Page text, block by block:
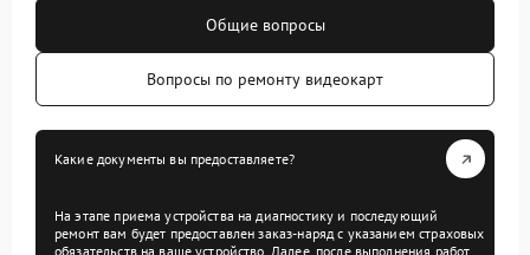
Общие вопросы
Вопросы по ремонту видеокарт
Какие документы вы предоставляете?
На этапе приема устройства на диагностику и последующий
ремонт вам будет предоставлен заказ-наряд с указанием страховых
обязательств на ваше устройство. Далее, после выполнения работ